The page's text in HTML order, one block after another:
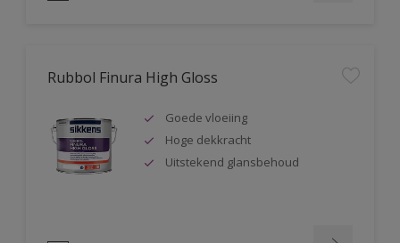
Rubbol Finura High Gloss
Goede vloeiing
Hoge dekkracht
Uitstekend glansbehoud